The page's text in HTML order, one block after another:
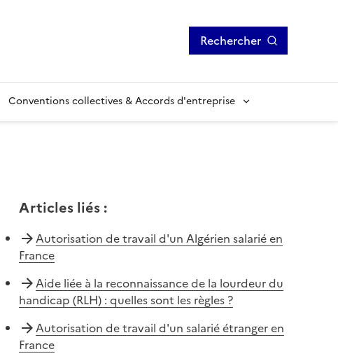
Rechercher
Conventions collectives & Accords d'entreprise
Articles liés:
Autorisation de travail d'un Algérien salarié en
France
Aide liée à la reconnaissance de la lourdeur du
handicap (RLH) : quelles sont les règles ?
Autorisation de travail d'un salarié étranger en
France